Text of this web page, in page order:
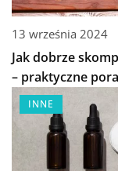
13 września 2024
Jak dobrze
– praktyczne
INNE